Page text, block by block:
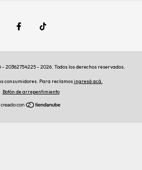
- 20362754225 - 2026. Todos los derechos reservados.
consumidores. Para reclamosingresá acá.
Botón de arrepentimiento